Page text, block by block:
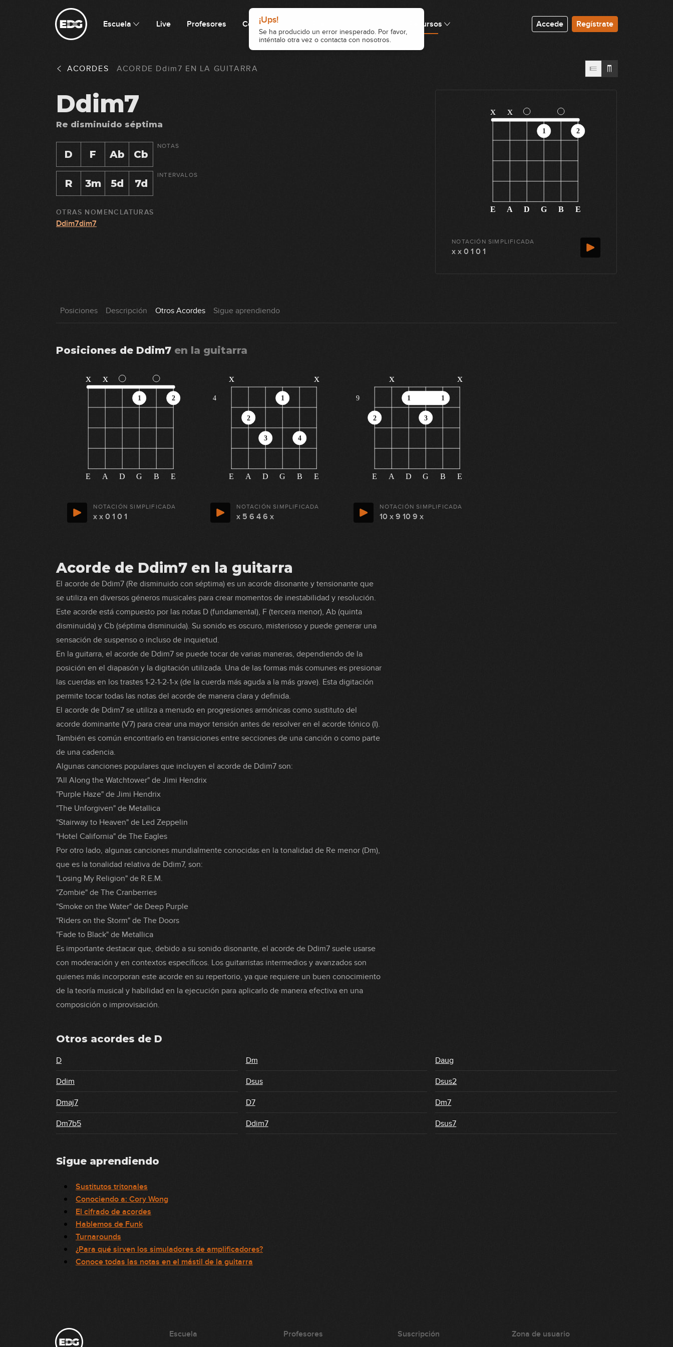
Escuela Live Profesores Cómo funciona Recursos Accede Regístrate
ACORDES ACORDE Ddim7 EN LA GUITARRA
Ddim7
Re disminuido séptima
D F Ab Cb
NOTAS
R 3m 5d 7d
INTERVALOS
OTRAS NOMENCLATURAS
Ddim7dim7
E A D G B E
x x
1 2
NOTACIÓN SIMPLIFICADA
x x 0 1 0 1
Posiciones Descripción Otros Acordes Sigue aprendiendo
Posiciones de Ddim7 en la guitarra
E A D G B E
x x
1 2
NOTACIÓN SIMPLIFICADA
x x 0 1 0 1
4
E A D G B E
x
2
3
1
4
x
NOTACIÓN SIMPLIFICADA
x 5 6 4 6 x
9
E A D G B E
1 1
2
x
3
x
NOTACIÓN SIMPLIFICADA
10 x 9 10 9 x
Acorde de Ddim7 en la guitarra
El acorde de Ddim7 (Re disminuido con séptima) es un acorde disonante y tensionante que
se utiliza en diversos géneros musicales para crear momentos de inestabilidad y resolución.
Este acorde está compuesto por las notas D (fundamental), F (tercera menor), Ab (quinta
disminuida) y Cb (séptima disminuida). Su sonido es oscuro, misterioso y puede generar una
sensación de suspenso o incluso de inquietud.
En la guitarra, el acorde de Ddim7 se puede tocar de varias maneras, dependiendo de la
posición en el diapasón y la digitación utilizada. Una de las formas más comunes es presionar
las cuerdas en los trastes 1-2-1-2-1-x (de la cuerda más aguda a la más grave). Esta digitación
permite tocar todas las notas del acorde de manera clara y definida.
El acorde de Ddim7 se utiliza a menudo en progresiones armónicas como sustituto del
acorde dominante (V7) para crear una mayor tensión antes de resolver en el acorde tónico (I).
También es común encontrarlo en transiciones entre secciones de una canción o como parte
de una cadencia.
Algunas canciones populares que incluyen el acorde de Ddim7 son:
"All Along the Watchtower" de Jimi Hendrix
"Purple Haze" de Jimi Hendrix
"The Unforgiven" de Metallica
"Stairway to Heaven" de Led Zeppelin
"Hotel California" de The Eagles
Por otro lado, algunas canciones mundialmente conocidas en la tonalidad de Re menor (Dm),
que es la tonalidad relativa de Ddim7, son:
"Losing My Religion" de R.E.M.
"Zombie" de The Cranberries
"Smoke on the Water" de Deep Purple
"Riders on the Storm" de The Doors
"Fade to Black" de Metallica
Es importante destacar que, debido a su sonido disonante, el acorde de Ddim7 suele usarse
con moderación y en contextos específicos. Los guitarristas intermedios y avanzados son
quienes más incorporan este acorde en su repertorio, ya que requiere un buen conocimiento
de la teoría musical y habilidad en la ejecución para aplicarlo de manera efectiva en una
composición o improvisación.
Otros acordes de D
D Dm Daug
Ddim Dsus Dsus2
Dmaj7 D7 Dm7
Dm7b5 Ddim7 Dsus7
Sigue aprendiendo
Sustitutos tritonales
Conociendo a: Cory Wong
El cifrado de acordes
Hablemos de Funk
Turnarounds
¿Para qué sirven los simuladores de amplificadores?
Conoce todas las notas en el mástil de la guitarra
Escuela
Profesores
Suscripción
Zona de usuario